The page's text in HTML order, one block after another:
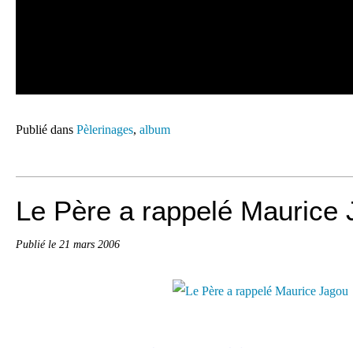
Publié dans Pèlerinages, album
Le Père a rappelé Maurice
Publié le 21 mars 2006